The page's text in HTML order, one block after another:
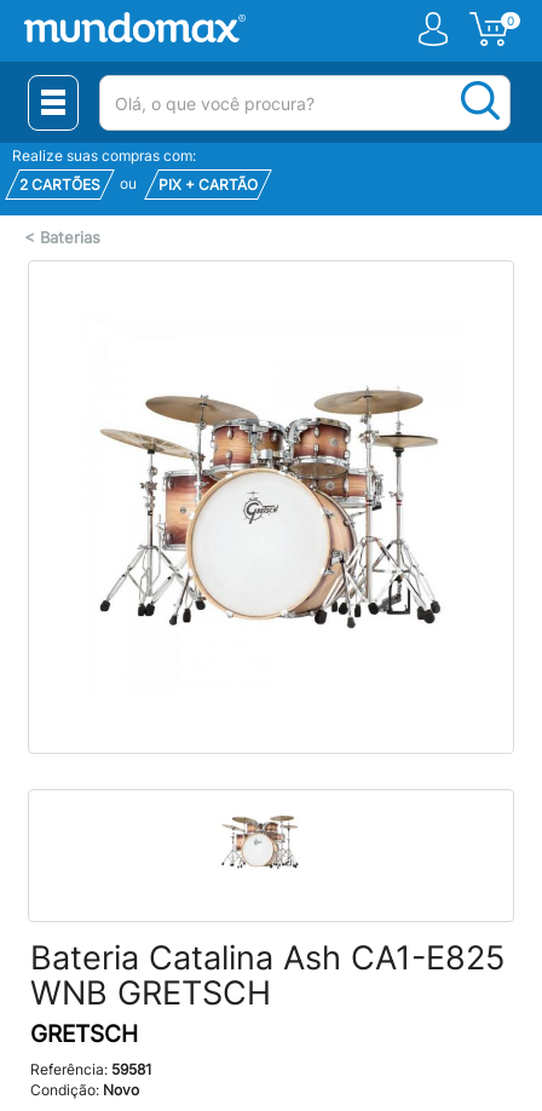
0
(pesquisar)
Realize suas compras com:
2 CARTÕES
ou PIX + CARTÃO
< Baterias
Bateria Catalina Ash CA1-E825
WNB GRETSCH
GRETSCH
Referência: 59581
Condição: Novo